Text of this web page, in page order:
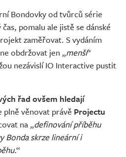
Bondovky od tvůrců série
pomalu ale jistě se dánské
zaměřovat. S vydáním
obdržovat jen „menší“
nezávislí IO Interactive pustit
řad ovšem hledají
plně věnovat právě Projectu
na „definování příběhu
Bonda skrze lineární i
“